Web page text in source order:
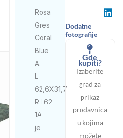
Rosa
Gres
Coral
Blue
A.
L
62,6X31,7
R.L62
1A
je
Dodatne
fotografije
Gde
kupiti?
Izaberite
grad za
prikaz
prodavnica
u kojima
možete